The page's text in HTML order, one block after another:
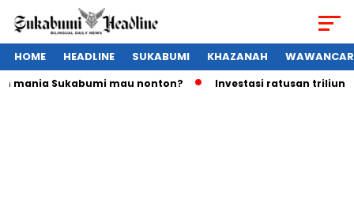
HOME HEADLINE SUKABUMI KHAZANAH
Sukabumi mau nonton? Investasi ratusan triliun